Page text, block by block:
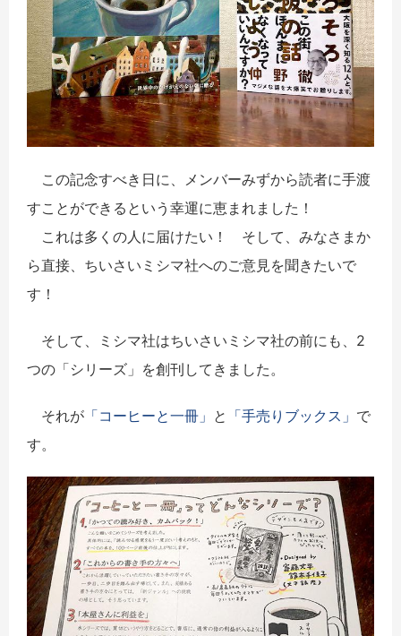
この記念すべき日に、メンバーみずから読者に手渡
すことができるという幸運に恵まれました！
これは多くの人に届けたい！ そして、みなさまか
ら直接、ちいさいミシマ社へのご意見を聞きたいで
す！
そして、ミシマ社はちいさいミシマ社の前にも、2
つの「シリーズ」を創刊してきました。
それが 「コーヒーと一冊」 と 「手売りブックス」 で
す。